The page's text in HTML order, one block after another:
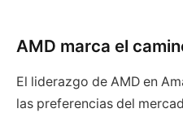
AMD marca el
El liderazgo de AMD en
las preferencias del